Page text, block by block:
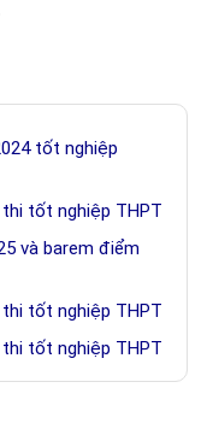
tốt nghiệp
tốt nghiệp THPT
và barem điểm
tốt nghiệp THPT
tốt nghiệp THPT